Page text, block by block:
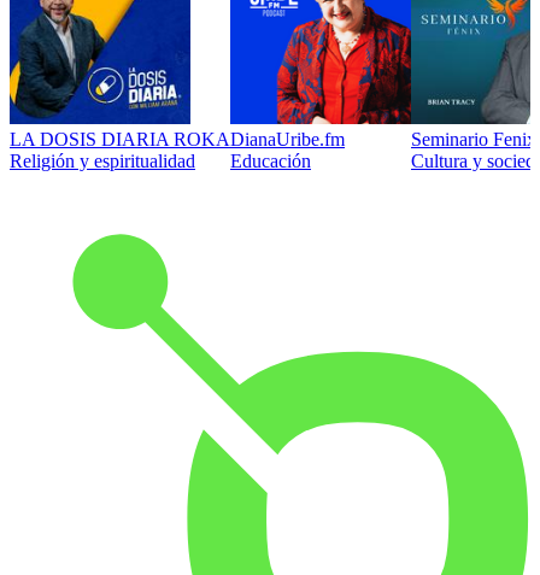
LA DOSIS DIARIA ROKA
Religión y espiritualidad
DianaUribe.fm
Educación
Seminario
Cultura y